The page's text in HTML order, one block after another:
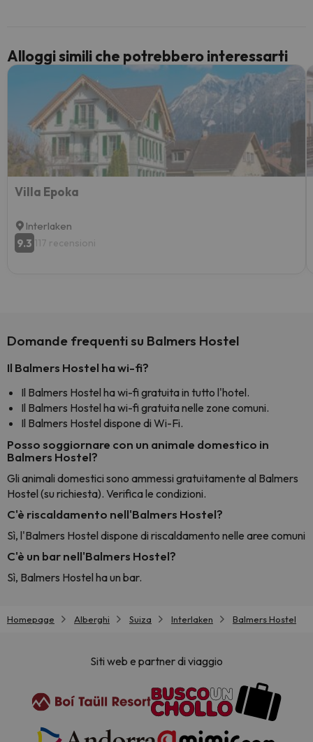
Alloggi simili che potrebbero interessarti
Villa Epoka
Interlaken
9.3 117 recensioni
Domande frequenti su Balmers Hostel
Il Balmers Hostel ha wi-fi?
Il Balmers Hostel ha wi-fi gratuita in tutto l'hotel.
Il Balmers Hostel ha wi-fi gratuita nelle zone comuni.
Il Balmers Hostel dispone di Wi-Fi.
Posso soggiornare con un animale domestico in
Balmers Hostel?
Gli animali domestici sono ammessi gratuitamente al Balmers
Hostel (su richiesta). Verifica le condizioni.
C'è riscaldamento nell'Balmers Hostel?
Sì, l'Balmers Hostel dispone di riscaldamento nelle aree comuni
C'è un bar nell'Balmers Hostel?
Sì, Balmers Hostel ha un bar.
Homepage Alberghi Suiza Interlaken Balmers Hostel
Siti web e partner di viaggio